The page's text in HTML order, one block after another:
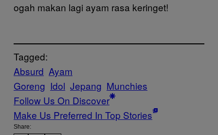
ogah makan lagi ayam rasa keringet!
Tagged:
Absurd Ayam
Goreng Idol Jepang Munchies
Follow Us On Discover
Make Us Preferred In Top Stories
Share: